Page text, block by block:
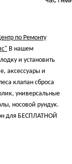
по Ремонту
В нашем
и установить
аксессуары и
клапан сброса
универсальные
носовой рундук.
для БЕСПЛАТНОЙ